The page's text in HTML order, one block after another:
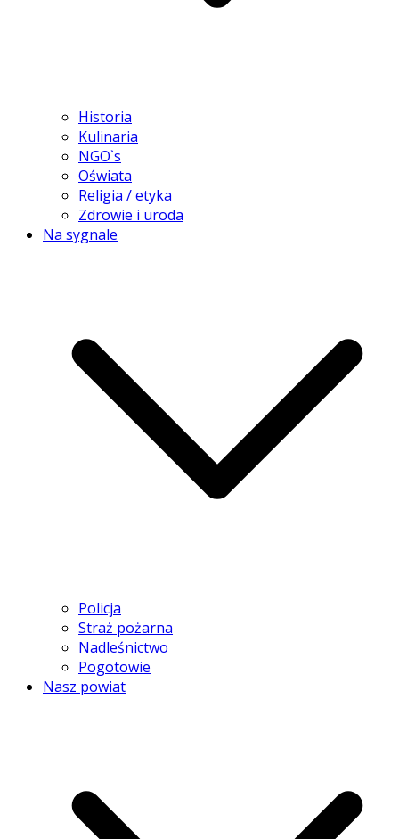
Historia
Kulinaria
NGO`s
Oświata
Religia / etyka
Zdrowie i uroda
Na sygnale
Policja
Straż pożarna
Nadleśnictwo
Pogotowie
Nasz powiat